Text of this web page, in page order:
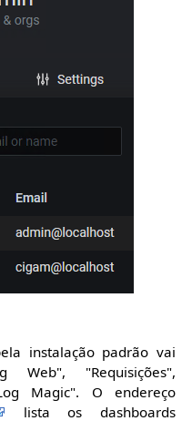
instalação padrão vai
"Requisições",
Magic". O endereço
lista os dashboards